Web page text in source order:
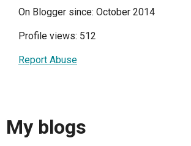
On Blogger since: October 2014
Profile views: 512
Report Abuse
My blogs